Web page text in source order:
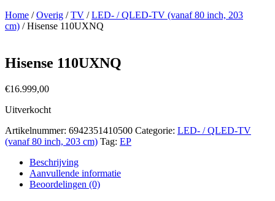
Home /Overig /TV /LED- / QLED-TV (vanaf 80 inch, 203
cm) / Hisense 110UXNQ
Hisense 110UXNQ
€16.999,00
Uitverkocht
Artikelnummer: 6942351410500 Categorie: LED- / QLED-TV
(vanaf 80 inch, 203 cm) Tag: EP
Beschrijving
Aanvullende informatie
Beoordelingen (0)